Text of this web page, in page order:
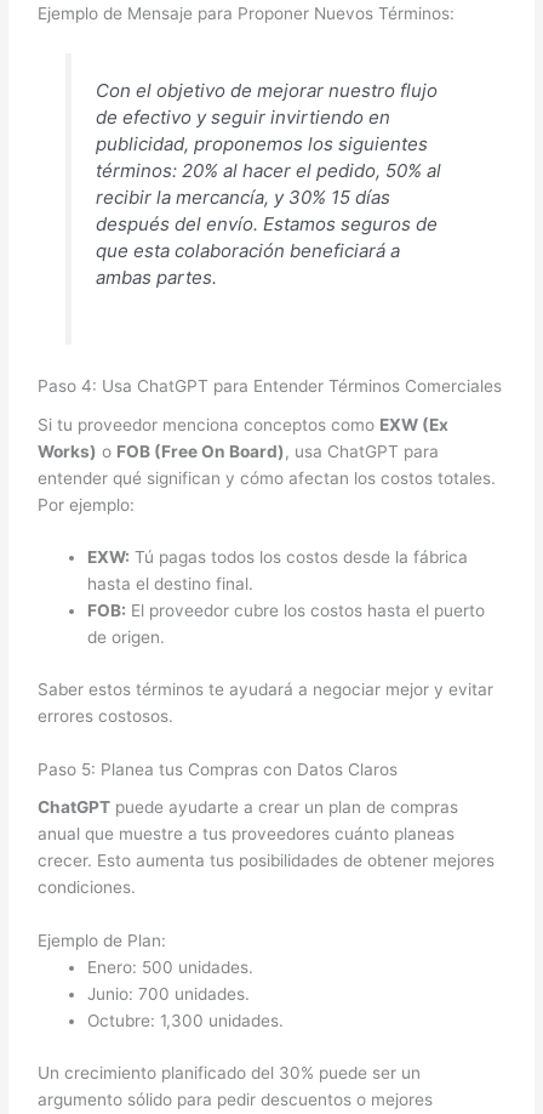
Ejemplo de Mensaje para Proponer Nuevos Términos:
Con el objetivo de mejorar nuestro flujo
de efectivo y seguir invirtiendo en
publicidad, proponemos los siguientes
términos: 20% al hacer el pedido, 50% al
recibir la mercancía, y 30% 15 días
después del envío. Estamos seguros de
que esta colaboración beneficiará a
ambas partes.
Paso 4: Usa ChatGPT para Entender Términos Comerciales
Si tu proveedor menciona conceptos como EXW (Ex
Works) o FOB (Free On Board), usa ChatGPT para
entender qué significan y cómo afectan los costos totales.
Por ejemplo:
EXW: Tú pagas todos los costos desde la fábrica
hasta el destino final.
FOB: El proveedor cubre los costos hasta el puerto
de origen.
Saber estos términos te ayudará a negociar mejor y evitar
errores costosos.
Paso 5: Planea tus Compras con Datos Claros
ChatGPT puede ayudarte a crear un plan de compras
anual que muestre a tus proveedores cuánto planeas
crecer. Esto aumenta tus posibilidades de obtener mejores
condiciones.
Ejemplo de Plan:
Enero: 500 unidades.
Junio: 700 unidades.
Octubre: 1,300 unidades.
Un crecimiento planificado del 30% puede ser un
argumento sólido para pedir descuentos o mejores